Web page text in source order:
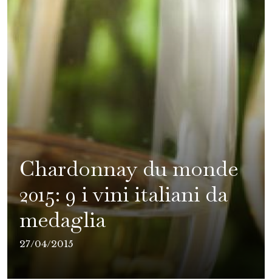
Chardonnay du monde
2015: 9 i vini italiani da
medaglia
27/04/2015